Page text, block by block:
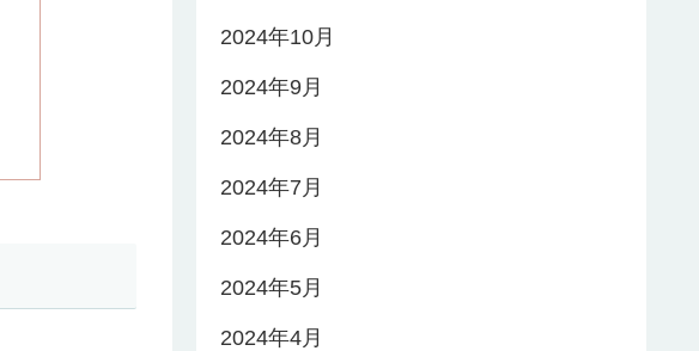
2024年10月
2024年9月
2024年8月
2024年7月
2024年6月
2024年5月
2024年4月